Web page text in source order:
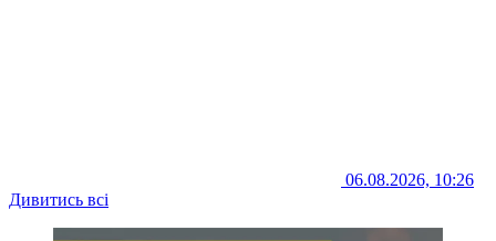
06.08.2026, 10:26
Дивитись всі